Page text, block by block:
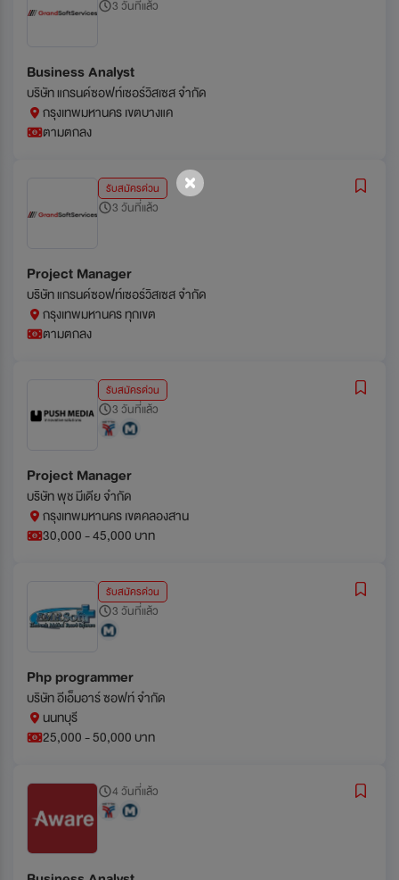
3 วันที่แล้ว
Business Analyst
บริษัท แกรนด์ซอฟท์เซอร์วิสเซส จำกัด
กรุงเทพมหานคร เขตบางแค
ตามตกลง
รับสมัครด่วน
3 วันที่แล้ว
Project Manager
บริษัท แกรนด์ซอฟท์เซอร์วิสเซส จำกัด
กรุงเทพมหานคร ทุกเขต
ตามตกลง
รับสมัครด่วน
3 วันที่แล้ว
Project Manager
บริษัท พุช มีเดีย จำกัด
กรุงเทพมหานคร เขตคลองสาน
30,000 - 45,000 บาท
รับสมัครด่วน
3 วันที่แล้ว
Php programmer
บริษัท อีเอ็มอาร์ ซอฟท์ จำกัด
นนทบุรี
25,000 - 50,000 บาท
4 วันที่แล้ว